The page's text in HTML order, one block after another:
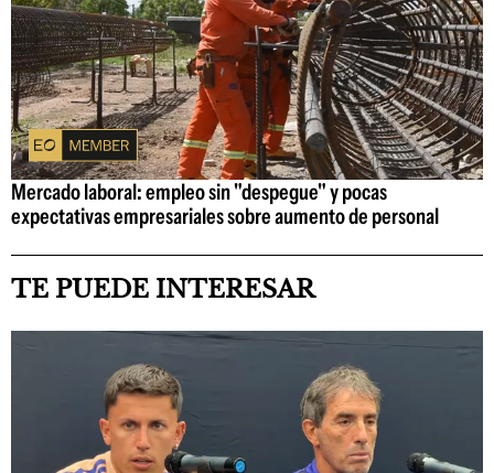
Mercado laboral: empleo sin "despegue" y pocas
expectativas empresariales sobre aumento de personal
TE PUEDE INTERESAR